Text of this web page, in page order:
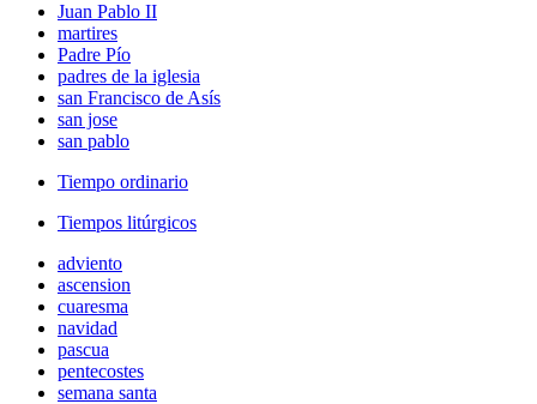
Juan Pablo II
martires
Padre Pío
padres de la iglesia
san Francisco de Asís
san jose
san pablo
Tiempo ordinario
Tiempos litúrgicos
adviento
ascension
cuaresma
navidad
pascua
pentecostes
semana santa